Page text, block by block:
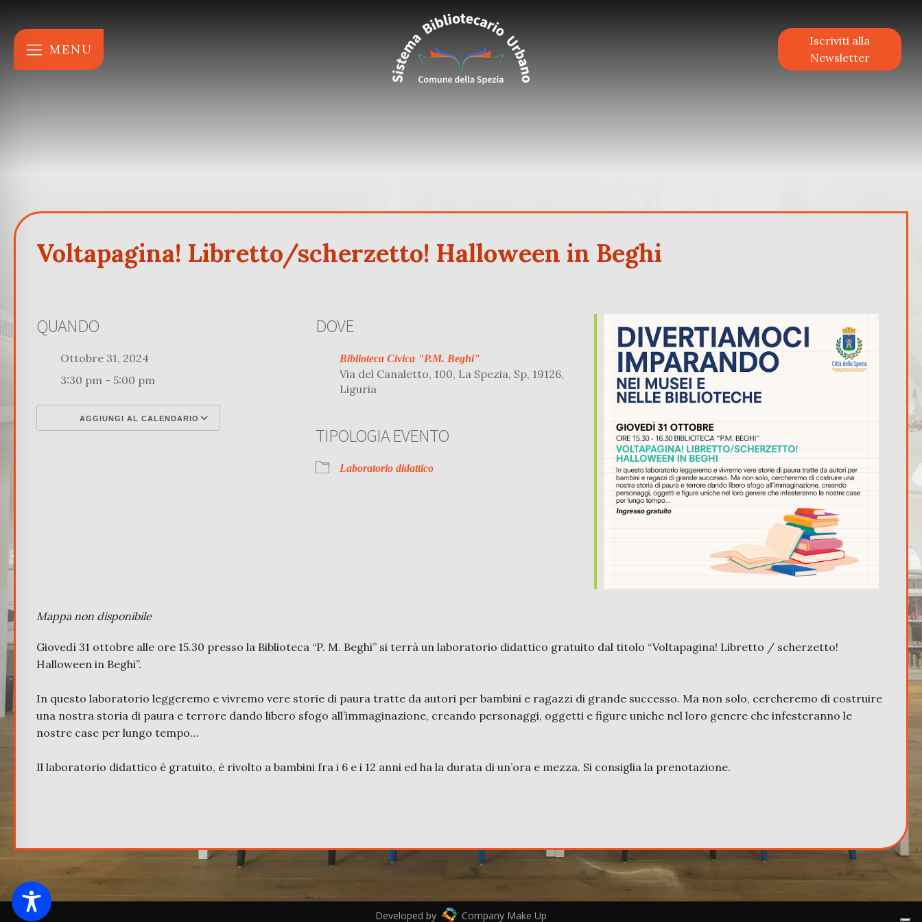
MENU
Iscriviti alla
Newsletter
Voltapagina! Libretto/scherzetto! Halloween in Beghi
QUANDO
Ottobre 31, 2024
3:30 pm - 5:00 pm
AGGIUNGI AL CALENDARIO
iCalendar Office 365 Outlook Live
DOVE
Biblioteca Civica "P.M. Beghi"
Via del Canaletto, 100, La Spezia, Sp, 19126,
Liguria
TIPOLOGIA EVENTO
Laboratorio didattico
Mappa non disponibile
Giovedì 31 ottobre alle ore 15.30 presso la Biblioteca “P. M. Beghi” si terrà un laboratorio didattico gratuito dal titolo “Voltapagina! Libretto / scherzetto!
Halloween in Beghi”.
In questo laboratorio leggeremo e vivremo vere storie di paura tratte da autori per bambini e ragazzi di grande successo. Ma non solo, cercheremo di costruire
una nostra storia di paura e terrore dando libero sfogo all’immaginazione, creando personaggi, oggetti e figure uniche nel loro genere che infesteranno le
nostre case per lungo tempo…
Il laboratorio didattico è gratuito, è rivolto a bambini fra i 6 e i 12 anni ed ha la durata di un’ora e mezza. Si consiglia la prenotazione.
Developed by Company Make Up